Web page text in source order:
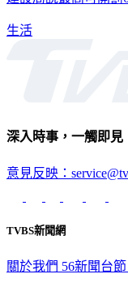
生活
深入時事，一觸即見
意見反映：
TVBS新聞網
關於我們 56新聞台